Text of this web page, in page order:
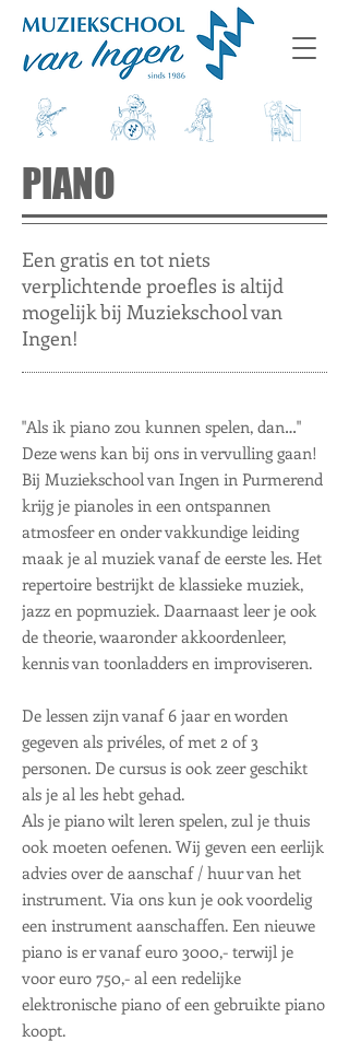
PIANO
Een gratis en tot niets
verplichtende proefles is altijd
mogelijk bij Muziekschool van
Ingen!
"Als ik piano zou kunnen spelen, dan…"
Deze wens kan bij ons in vervulling gaan!
Bij Muziekschool van Ingen in Purmerend
krijg je pianoles in een ontspannen
atmosfeer en onder vakkundige leiding
maak je al muziek vanaf de eerste les. Het
repertoire bestrijkt de klassieke muziek,
jazz en popmuziek. Daarnaast leer je ook
de theorie, waaronder akkoordenleer,
kennis van toonladders en improviseren.
De lessen zijn vanaf 6 jaar en worden
gegeven als privéles, of met 2 of 3
personen. De cursus is ook zeer geschikt
als je al les hebt gehad.
Als je piano wilt leren spelen, zul je thuis
ook moeten oefenen. Wij geven een eerlijk
advies over de aanschaf / huur van het
instrument. Via ons kun je ook voordelig
een instrument aanschaffen. Een nieuwe
piano is er vanaf euro 3000,- terwijl je
voor euro 750,- al een redelijke
elektronische piano of een gebruikte piano
koopt.